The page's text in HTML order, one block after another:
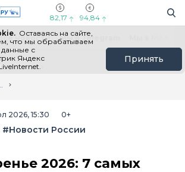
82,17 94,84
Оставаясь на сайте,
что мы обрабатываем
с
Яндекс
Принять
новости Мы в Telegram
2026, 15:30 0+
#Новости России
2026: 7 самых